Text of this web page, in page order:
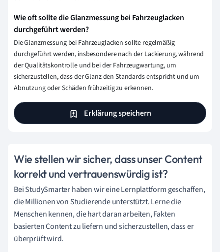
Wie oft sollte die Glanzmessung bei Fahrzeuglacken
durchgeführt werden?
Die Glanzmessung bei Fahrzeuglacken sollte regelmäßig
durchgeführt werden, insbesondere nach der Lackierung, während
der Qualitätskontrolle und bei der Fahrzeugwartung, um
sicherzustellen, dass der Glanz den Standards entspricht und um
Abnutzung oder Schäden frühzeitig zu erkennen.
Erklärung speichern
Wie stellen wir sicher, dass unser Content
korrekt und vertrauenswürdig ist?
Bei StudySmarter haben wir eine Lernplattform geschaffen,
die Millionen von Studierende unterstützt. Lerne die
Menschen kennen, die hart daran arbeiten, Fakten
basierten Content zu liefern und sicherzustellen, dass er
überprüft wird.